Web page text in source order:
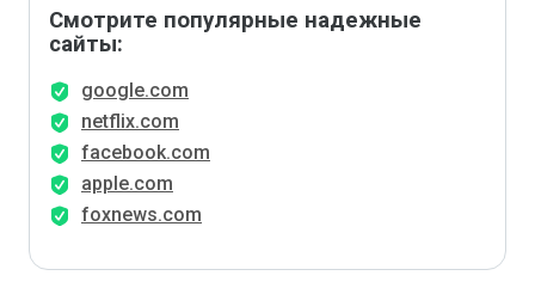
Смотрите популярные надежные
сайты:
google.com
netflix.com
facebook.com
apple.com
foxnews.com